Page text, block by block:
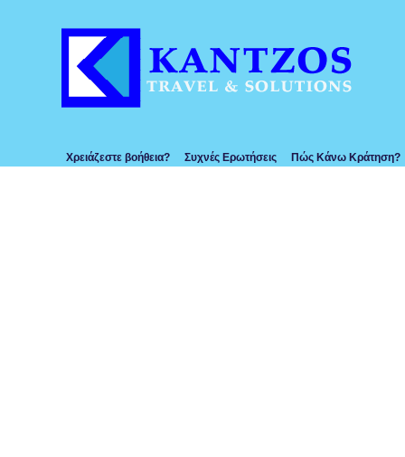
Χρειάζεστε βοήθεια? Συχνές Ερωτήσεις Πώς Κάνω Κράτηση?